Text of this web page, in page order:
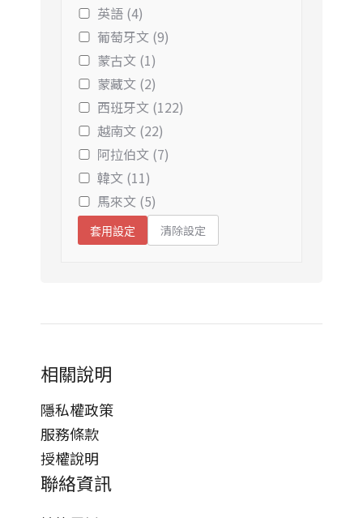
英語 (4)
葡萄牙文 (9)
蒙古文 (1)
蒙藏文 (2)
西班牙文 (122)
越南文 (22)
阿拉伯文 (7)
韓文 (11)
馬來文 (5)
套用設定 清除設定
相關說明
隱私權政策
服務條款
授權說明
聯絡資訊